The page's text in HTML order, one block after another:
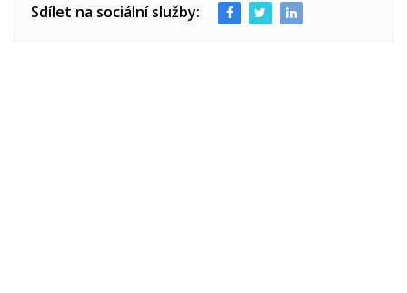
Sdílet na sociální služby: